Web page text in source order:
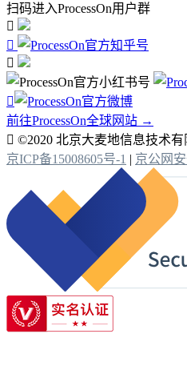
扫码进入ProcessOn用户群




前往ProcessOn全球网站 →
 ©2020 北京大麦地信息技术有
京ICP备15008605号-1 | 京公网安